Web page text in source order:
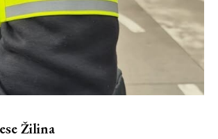
Žilina